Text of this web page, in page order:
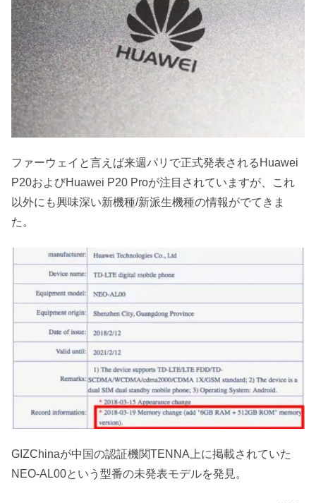
ファーウェイと言えば来週パリで正式発表されるHuawei
P20およびHuawei P20 Proが注目されていますが、これ
以外にも興味深い新機種/新派生機種の情報がでてきま
た。
GIZChinaが中国の認証機関TENNA上に掲載されていた
NEO-AL00という型番の未発表モデルを発見。